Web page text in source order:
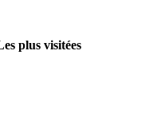
plus visitées